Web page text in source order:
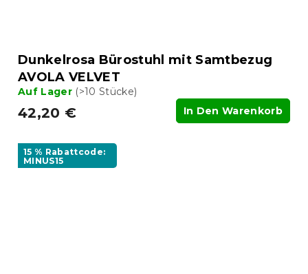
Dunkelrosa Bürostuhl mit Samtbezug
AVOLA VELVET
Auf Lager (>10 Stücke)
42,20 € In Den Warenkorb
15 % Rabattcode:
MINUS15